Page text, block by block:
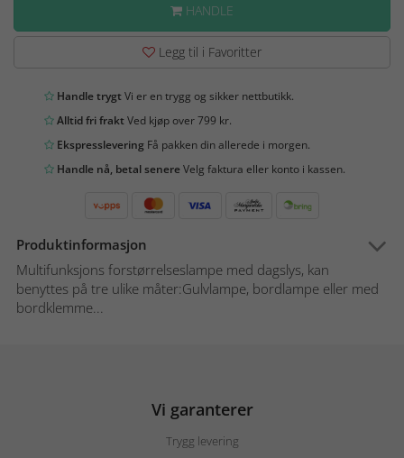
HANDLE
Legg til i Favoritter
Handle trygtVi er en trygg og sikker nettbutikk.
Alltid fri fraktVed kjøp over 799 kr.
Ekspresslevering Få pakken din allerede i morgen.
Handle nå, betal senereVelg faktura eller konto i kassen.
Produktinformasjon
Multifunksjons forstørrelseslampe med dagslys, kan
benyttes på tre ulike måter:Gulvlampe, bordlampe eller med
bordklemme...
Vi garanterer
Trygg levering